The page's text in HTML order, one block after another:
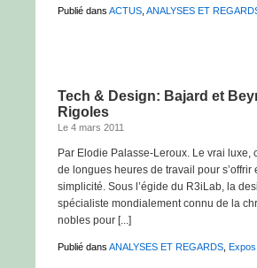
Publié dans ACTUS ANALYSES ET
Tech & Design: Bajard et
Rigoles
Le 4 mars 2011
Par Elodie Palasse-Leroux. Le vrai luxe,
de longues heures de travail pour
simplicité. Sous l’égide du R3iLab, la
spécialiste mondialement connu de la
nobles pour [...]
Publié dans ANALYSES ET REGARDS